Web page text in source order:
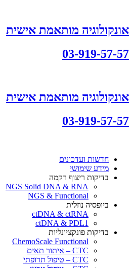
אונקולוגיה מותאמת אישית
03-919-57-57
אונקולוגיה מותאמת אישית
03-919-57-57
חדשות ועדכונים
מידע שימושי
בדיקות ריצוף רקמה
NGS Solid DNA & RNA
NGS & Functional
ביופסיה נוזלית
ctDNA & ctRNA
ctDNA & PDL1
בדיקות פונקציונליות
ChemoScale Functional
CTC – איתור תאים
CTC – טיפול תרופתי